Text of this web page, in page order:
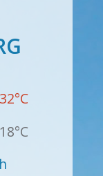
32°C
18°C